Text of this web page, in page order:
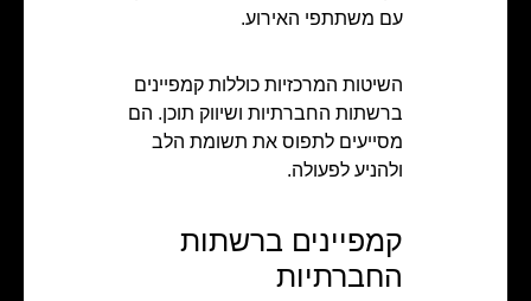
עם משתתפי האירוע.
השיטות המרכזיות כוללות קמפיינים
ברשתות החברתיות ושיווק תוכן. הם
מסייעים לתפוס את תשומת הלב
ולהניע לפעולה.
קמפיינים ברשתות
החברתיות